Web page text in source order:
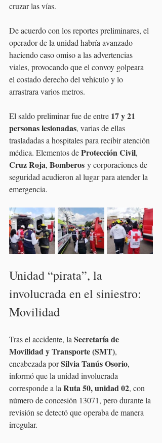
cruzar las vías.
De acuerdo con los reportes preliminares, el
operador de la unidad habría avanzado
haciendo caso omiso a las advertencias
viales, provocando que el convoy golpeara
el costado derecho del vehículo y lo
arrastrara varios metros.
El saldo preliminar fue de entre 17 y 21
personas lesionadas, varias de ellas
trasladadas a hospitales para recibir atención
médica. Elementos de Protección Civil,
Cruz Roja, Bomberos y corporaciones de
seguridad acudieron al lugar para atender la
emergencia.
Unidad “pirata”, la
involucrada en el siniestro:
Movilidad
Tras el accidente, la Secretaría de
Movilidad y Transporte (SMT),
encabezada por Silvia Tanús Osorio,
informó que la unidad involucrada
corresponde a la Ruta 50, unidad 02, con
número de concesión 13071, pero durante la
revisión se detectó que operaba de manera
irregular.